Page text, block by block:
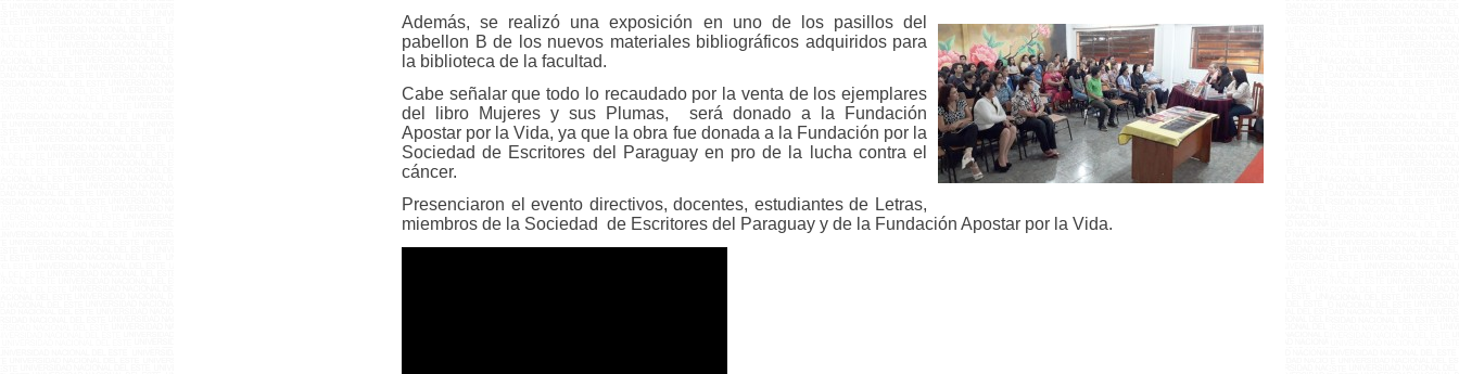
Además, se realizó una exposición en uno de los pasillos del
pabellon B de los nuevos materiales bibliográficos adquiridos para
la biblioteca de la facultad.
Cabe señalar que todo lo recaudado por la venta de los ejemplares
del libro Mujeres y sus Plumas, será donado a la Fundación
Apostar por la Vida, ya que la obra fue donada a la Fundación por la
Sociedad de Escritores del Paraguay en pro de la lucha contra el
cáncer.
Presenciaron el evento directivos, docentes, estudiantes de Letras,
miembros de la Sociedad de Escritores del Paraguay y de la Fundación Apostar por la Vida.